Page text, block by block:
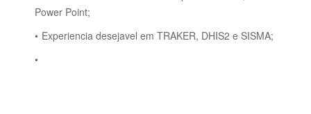
Power Point;
Experiencia desejavel em TRAKER, DHIS2 e SISMA;